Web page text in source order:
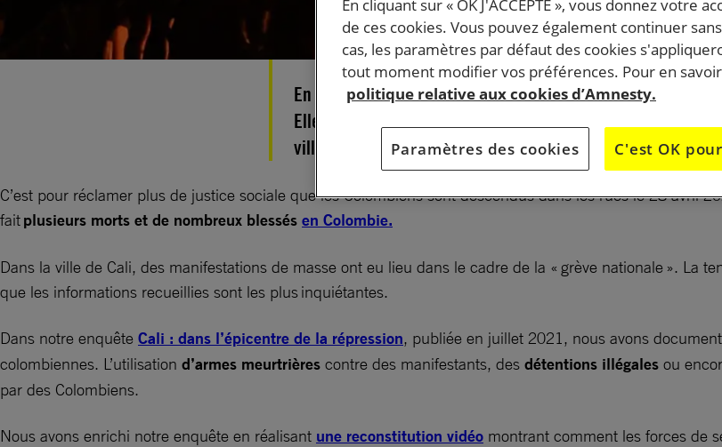
En avril 2021, d’importantes manifestations ont éclaté en
Elles ont été réprimées violemment par les autorités.
ville de Cali, épicentre de la contestation.
C’est pour réclamer plus de justice sociale que les Colombiens sont descendus dans les rues le 28 avril
faitplusieurs morts et de nombreux blessés en Colombie.
Dans la ville de Cali, des manifestations de masse ont eu lieu dans le cadre de la « grève nationale ». La
que les informations recueillies sont les plus inquiétantes.
Dans notre enquête Cali : dans l’épicentre de la répression, publiée en juillet 2021, nous avons
colombiennes. L’utilisation d’armes meurtrières contre des manifestants, des détentions illégales ou
par des Colombiens.
Nous avons enrichi notre enquête en réalisant une reconstitution vidéo montrant comment les forces de
En cliquant sur « OK J'ACCEPTE », vous donnez votre
de ces cookies. Vous pouvez également continuer
cas, les paramètres par défaut des cookies
tout moment modifier vos préférences. Pour en
politique relative aux cookies d’Amnesty.
Paramètres des cookies C'est OK